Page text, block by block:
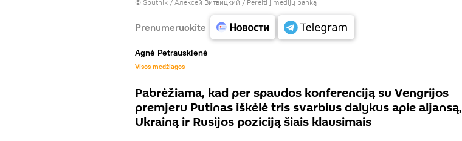
© Sputnik / Алексей Витвицкий / Pereiti į medijų banką
Prenumeruokite
Agnė Petrauskienė
Visos medžiagos
Pabrėžiama, kad per spaudos konferenciją su Vengrijos
premjeru Putinas iškėlė tris svarbius dalykus apie aljansą,
Ukrainą ir Rusijos poziciją šiais klausimais